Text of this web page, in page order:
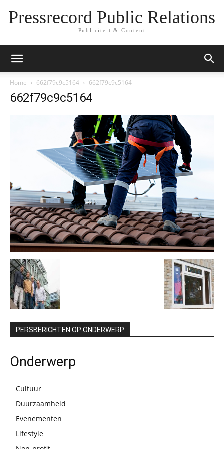
Pressrecord Public Relations
Publiciteit & Content
Home 662f79c9c5164 662f79c9c5164
662f79c9c5164
PERSBERICHTEN OP ONDERWERP
Onderwerp
Cultuur
Duurzaamheid
Evenementen
Lifestyle